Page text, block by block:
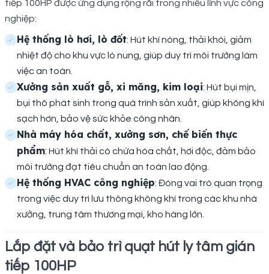
tiếp 100HP được ứng dụng rộng rãi trong nhiều lĩnh vực công
nghiệp:
Hệ thống lò hơi, lò đốt: Hút khí nóng, thải khói, giảm
nhiệt độ cho khu vực lò nung, giúp duy trì môi trường làm
việc an toàn.
Xưởng sản xuất gỗ, xi măng, kim loại: Hút bụi mịn,
bụi thô phát sinh trong quá trình sản xuất, giúp không khí
sạch hơn, bảo vệ sức khỏe công nhân.
Nhà máy hóa chất, xưởng sơn, chế biến thực
phẩm: Hút khí thải có chứa hóa chất, hơi độc, đảm bảo
môi trường đạt tiêu chuẩn an toàn lao động.
Hệ thống HVAC công nghiệp: Đóng vai trò quan trọng
trong việc duy trì lưu thông không khí trong các khu nhà
xưởng, trung tâm thương mại, kho hàng lớn.
Lắp đặt và bảo trì quạt hút ly tâm gián
tiếp 100HP